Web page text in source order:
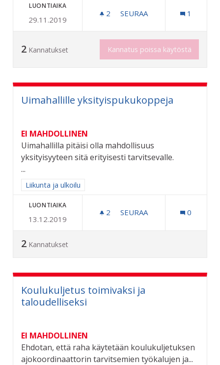
LUONTIAIKA
29.11.2019
2 2 SEURAAJAA
SEURAA 1
2 Kannatukset Kannatus poissa käytöstä
Uimahallille yksityispukukoppeja
EI MAHDOLLINEN
Uimahallilla pitäisi olla mahdollisuus
yksityisyyteen sitä erityisesti tarvitsevalle.
...
Rajaa tulokset aihepiirin mukaan: Liikunta ja ulkoilu
Liikunta ja ulkoilu
LUONTIAIKA
13.12.2019
2 2 SEURAAJAA
SEURAA 0
2 Kannatukset
Koulukuljetus toimivaksi ja
taloudelliseksi
EI MAHDOLLINEN
Ehdotan, että raha käytetään koulukuljetuksen
ajokoordinaattorin tarvitsemien työkalujen ja...